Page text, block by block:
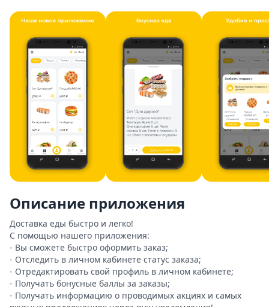
Описание приложения
Доставка еды быстро и легко!
С помощью нашего приложения:
- Вы сможете быстро оформить заказ;
- Отследить в личном кабинете статус заказа;
- Отредактировать свой профиль в личном кабинете;
- Получать бонусные баллы за заказы;
- Получать информацию о проводимых акциях и самых